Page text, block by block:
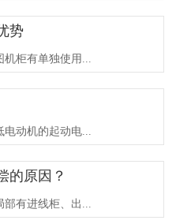
势
机柜有单独使用...
电动机的起动电...
的原因？
部有进线柜、出...